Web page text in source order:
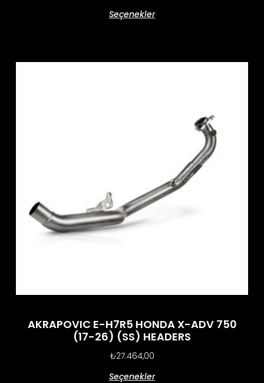
Seçenekler
AKRAPOVIC E-H7R5 HONDA X-ADV 750
(17-26) (SS) HEADERS
₺27.464,00
Seçenekler